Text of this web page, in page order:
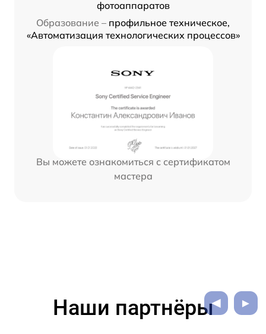
фотоаппаратов
Образование – профильное техническое,
«Автоматизация технологических процессов»
Вы можете ознакомиться с сертификатом
мастера
Наши партнёры